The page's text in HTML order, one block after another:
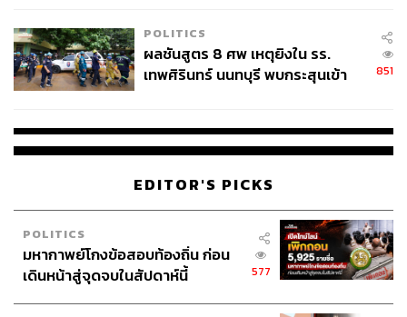
POLITICS
ผลชันสูตร 8 ศพ เหตุยิงใน รร.
เทพศิรินทร์ นนทบุรี พบกระสุนเข้า
851
EDITOR'S PICKS
POLITICS
มหากาพย์โกงข้อสอบท้องถิ่น ก่อน
เดินหน้าสู่จุดจบในสัปดาห์นี้
577